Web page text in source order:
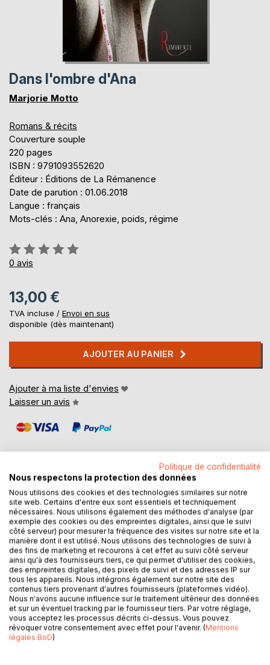
Dans l'ombre d'Ana
Marjorie Motto
Romans & récits
Couverture souple
220 pages
ISBN : 9791093552620
Éditeur : Éditions de La Rémanence
Date de parution : 01.06.2018
Langue : français
Mots-clés : Ana, Anorexie, poids, régime
Évaluation:
0%
0 avis
13,00 €
TVA incluse / Envoi en sus
disponible (dès maintenant)
AJOUTER AU PANIER
Ajouter à ma liste d'envies
Laisser un avis
DESCRIPTION
Un peu ronde mais bien dans sa peau, Elsa est une jeune
femme heureuse. Pour elle, tout va pour le mieux : un
travail prenant, des amis et une famille aimante, des loisirs
et des projets. Comment imaginer qu'une simple rencontre
puisse venir bouleverser sa vie, que perdre du poids pour
entrer dans le moule des canons de beauté modernes
devienne son obsession ?
AUTEUR(S)
Politique de confidentialité
Nous respectons la protection des données
Nous utilisons des cookies et des technologies similaires sur notre
site web. Certains d'entre eux sont essentiels et techniquement
nécessaires. Nous utilisons également des méthodes d'analyse (par
exemple des cookies ou des empreintes digitales, ainsi que le suivi
côté serveur) pour mesurer la fréquence des visites sur notre site et la
manière dont il est utilisé. Nous utilisons des technologies de suivi à
des fins de marketing et recourons à cet effet au suivi côté serveur
ainsi qu'à des fournisseurs tiers, ce qui permet d'utiliser des cookies,
des empreintes digitales, des pixels de suivi et des adresses IP sur
tous les appareils. Nous intégrons également sur notre site des
contenus tiers provenant d'autres fournisseurs (plateformes vidéo).
Nous n'avons aucune influence sur le traitement ultérieur des données
et sur un éventuel tracking par le fournisseur tiers. Par votre réglage,
vous acceptez les processus décrits ci-dessus. Vous pouvez
révoquer votre consentement avec effet pour l'avenir. (Mentions
légales BoD)